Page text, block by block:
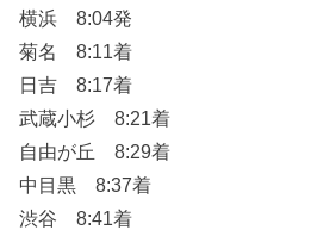
横浜 8:04発
菊名 8:11着
日吉 8:17着
武蔵小杉 8:21着
自由が丘 8:29着
中目黒 8:37着
渋谷 8:41着